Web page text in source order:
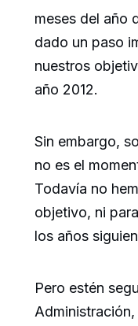
meses del año
dado un paso
nuestros
año 2012.
Sin embargo,
no es el
Todavía no
objetivo, ni
los años
Pero estén